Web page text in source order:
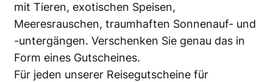
mit Tieren, exotischen Speisen,
Meeresrauschen, traumhaften Sonnenauf- und
-untergängen. Verschenken Sie genau das in
Form eines Gutscheines.
Für jeden unserer Reisegutscheine für